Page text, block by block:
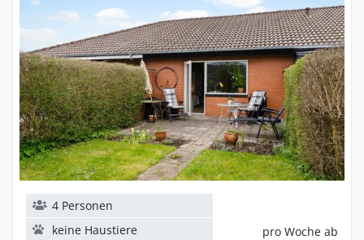
pro Woche ab
4 Personen
keine Haustiere